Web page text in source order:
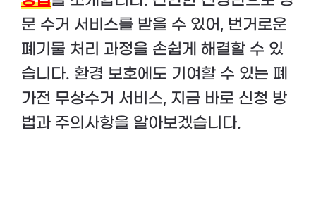
문 수거 서비스를 받을 수 있어, 번거로운
폐기물 처리 과정을 손쉽게 해결할 수 있
습니다. 환경 보호에도 기여할 수 있는 폐
가전 무상수거 서비스, 지금 바로 신청 방
법과 주의사항을 알아보겠습니다.